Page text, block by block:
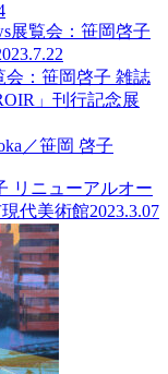
展覧会：笹岡啓子
会：笹岡啓子 雑誌
」刊行記念展
／笹岡 啓子
リニューアルオー
代美術館2023.3.07